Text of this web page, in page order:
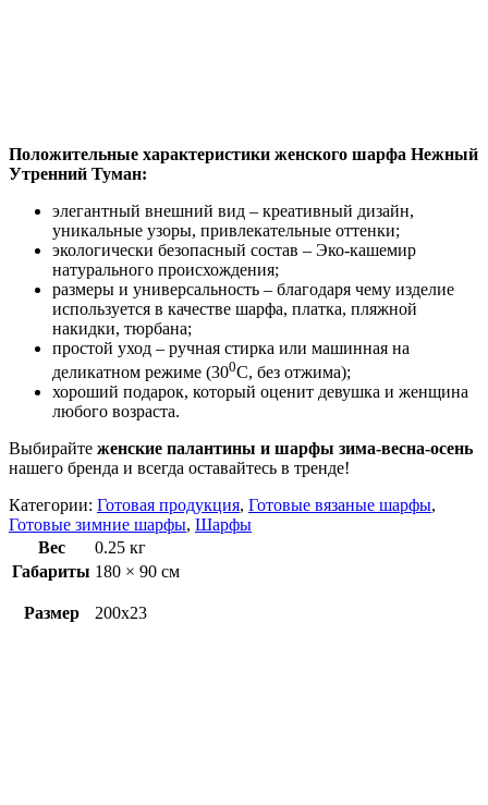
Положительные характеристики женского шарфа Нежный
Утренний Туман:
элегантный внешний вид – креативный дизайн,
уникальные узоры, привлекательные оттенки;
экологически безопасный состав – Эко-кашемир
натурального происхождения;
размеры и универсальность – благодаря чему изделие
используется в качестве шарфа, платка, пляжной
накидки, тюрбана;
простой уход – ручная стирка или машинная на
деликатном режиме (300С, без отжима);
хороший подарок, который оценит девушка и женщина
любого возраста.
Выбирайте женские палантины и шарфы зима-весна-осень
нашего бренда и всегда оставайтесь в тренде!
Категории: Готовая продукция, Готовые вязаные шарфы,
Готовые зимние шарфы, Шарфы
Вес
0.25 кг
Габариты 180 × 90 см
Размер 200х23